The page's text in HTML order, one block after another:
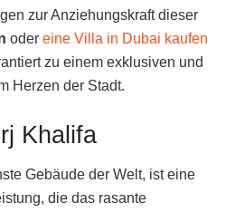
zur Anziehungskraft dieser
oder eine Villa in Dubai kaufen
zu einem exklusiven und
Herzen der Stadt.
Khalifa
Gebäude der Welt, ist eine
die das rasante